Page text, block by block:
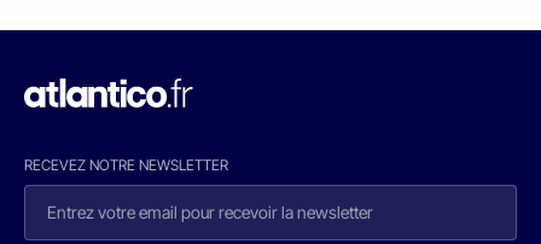
RECEVEZ NOTRE NEWSLETTER